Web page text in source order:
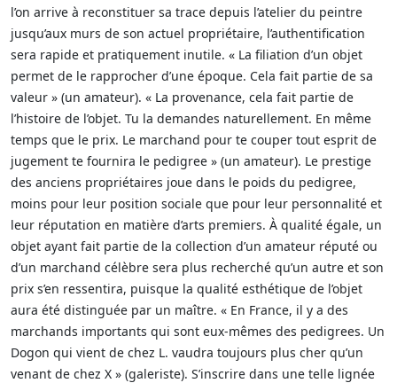
l’on arrive à reconstituer sa trace depuis l’atelier du peintre
jusqu’aux murs de son actuel propriétaire, l’authentification
sera rapide et pratiquement inutile. « La filiation d’un objet
permet de le rapprocher d’une époque. Cela fait partie de sa
valeur » (un amateur). « La provenance, cela fait partie de
l’histoire de l’objet. Tu la demandes naturellement. En même
temps que le prix. Le marchand pour te couper tout esprit de
jugement te fournira le pedigree » (un amateur). Le prestige
des anciens propriétaires joue dans le poids du pedigree,
moins pour leur position sociale que pour leur personnalité et
leur réputation en matière d’arts premiers. À qualité égale, un
objet ayant fait partie de la collection d’un amateur réputé ou
d’un marchand célèbre sera plus recherché qu’un autre et son
prix s’en ressentira, puisque la qualité esthétique de l’objet
aura été distinguée par un maître. « En France, il y a des
marchands importants qui sont eux-mêmes des pedigrees. Un
Dogon qui vient de chez L. vaudra toujours plus cher qu’un
venant de chez X » (galeriste). S’inscrire dans une telle lignée